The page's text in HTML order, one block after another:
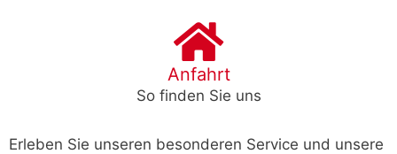
Anfahrt
So finden Sie uns
Erleben Sie unseren besonderen Service und unsere